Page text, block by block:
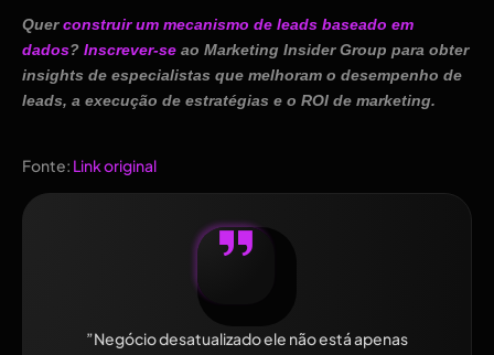
Querconstruir um mecanismo de leads baseado em
dados? Inscrever-se ao Marketing Insider Group para obter
insights de especialistas que melhoram o desempenho de
leads, a execução de estratégias e o ROI de marketing.
Fonte: Link original
”Negócio desatualizado ele não está apenas